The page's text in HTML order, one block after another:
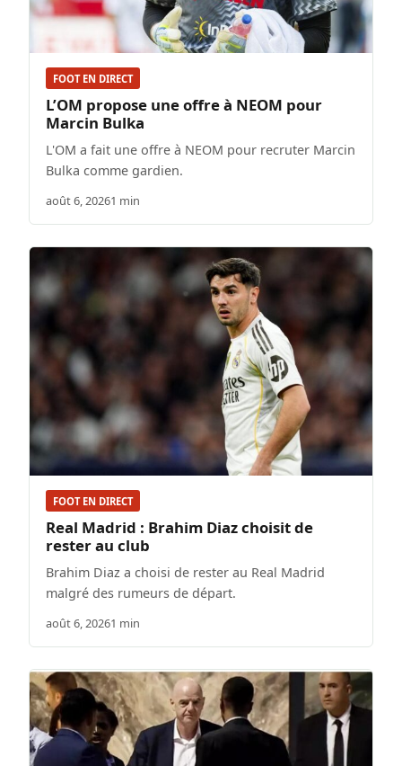
FOOT EN DIRECT
L’OM propose une offre à NEOM pour
Marcin Bulka
L'OM a fait une offre à NEOM pour recruter Marcin
Bulka comme gardien.
août 6, 20261 min
FOOT EN DIRECT
Real Madrid : Brahim Diaz choisit de
rester au club
Brahim Diaz a choisi de rester au Real Madrid
malgré des rumeurs de départ.
août 6, 20261 min